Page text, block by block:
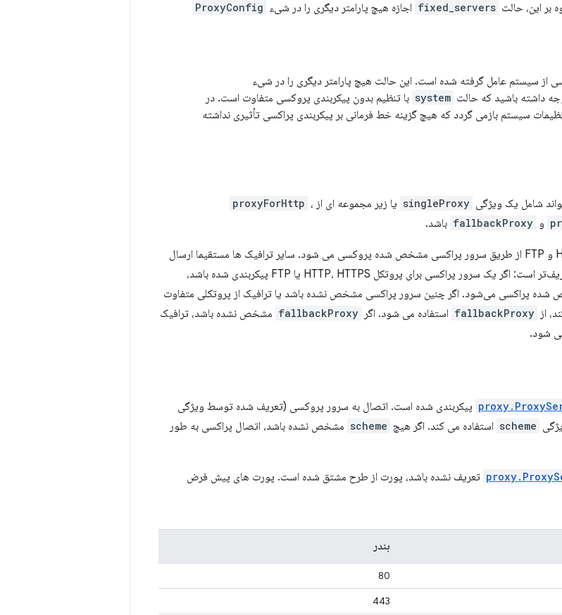
بر این، حالت fixed_servers اجازه هیچ پارامتر دیگری را در شیء ProxyConfig
از سیستم عامل گرفته شده است. این حالت هیچ پارامتر دیگری را در شیء
داشته باشید که حالت system با تنظیم بدون پیکربندی پروکسی متفاوت است. در
سیستم بازمی گردد که هیچ گزینه خط فرمانی بر پیکربندی پراکسی تأثیری نداشته
شامل یک ویژگی singleProxy یا زیر مجموعه ای از proxyForHttp ،
و fallbackProxy باشد.
در حالت اول، ترافیک HTTP، HTTPS و FTP از طریق سرور پراکسی مشخص شده پروکسی می شود. سایر ترافیک ها مستقیما ارسال
می شود. در مورد دوم، رفتار کمی ظریف‌تر است: اگر یک سرور پراکسی برای پروتکل HTTP، HTTPS یا FTP پیکربندی شده باشد،
پراکسی می‌شود. اگر چنین سرور پراکسی مشخص نشده باشد یا ترافیک از پروتکلی متفاوت
fallbackProxy استفاده می شود. اگر fallbackProxy مشخص نشده باشد، ترافیک
شود.
پیکربندی شده است. اتصال به سرور پروکسی (تعریف شده توسط ویژگی
scheme استفاده می کند. اگر هیچ scheme مشخص نشده باشد، اتصال پراکسی به طور
تعریف نشده باشد، پورت از طرح مشتق شده است. پورت های پیش فرض
بندر
80
443